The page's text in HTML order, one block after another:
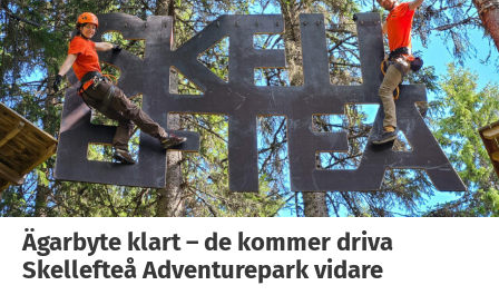
Ägarbyte klart – de kommer driva
Skellefteå Adventurepark vidare